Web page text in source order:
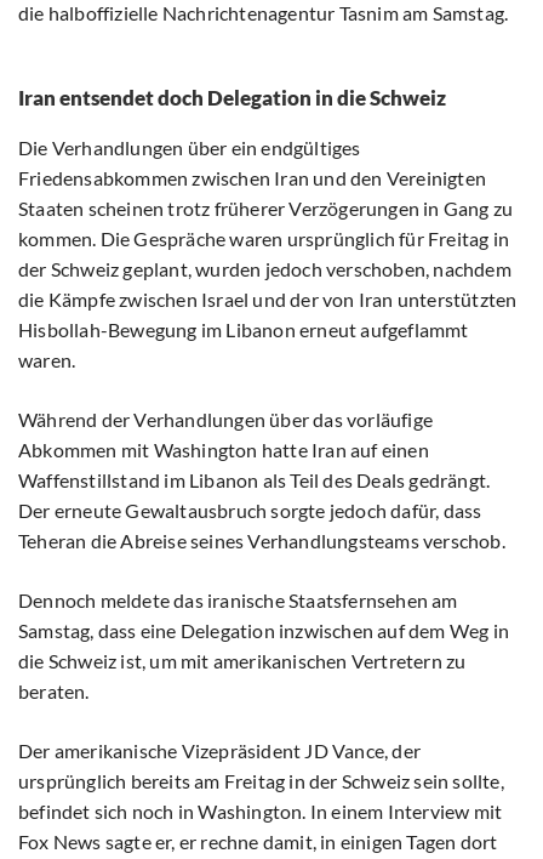
die halboffizielle Nachrichtenagentur Tasnim am Samstag.
Iran entsendet doch Delegation in die Schweiz
Die Verhandlungen über ein endgültiges
Friedensabkommen zwischen Iran und den Vereinigten
Staaten scheinen trotz früherer Verzögerungen in Gang zu
kommen. Die Gespräche waren ursprünglich für Freitag in
der Schweiz geplant, wurden jedoch verschoben, nachdem
die Kämpfe zwischen Israel und der von Iran unterstützten
Hisbollah-Bewegung im Libanon erneut aufgeflammt
waren.
Während der Verhandlungen über das vorläufige
Abkommen mit Washington hatte Iran auf einen
Waffenstillstand im Libanon als Teil des Deals gedrängt.
Der erneute Gewaltausbruch sorgte jedoch dafür, dass
Teheran die Abreise seines Verhandlungsteams verschob.
Dennoch meldete das iranische Staatsfernsehen am
Samstag, dass eine Delegation inzwischen auf dem Weg in
die Schweiz ist, um mit amerikanischen Vertretern zu
beraten.
Der amerikanische Vizepräsident JD Vance, der
ursprünglich bereits am Freitag in der Schweiz sein sollte,
befindet sich noch in Washington. In einem Interview mit
Fox News sagte er, er rechne damit, in einigen Tagen dort